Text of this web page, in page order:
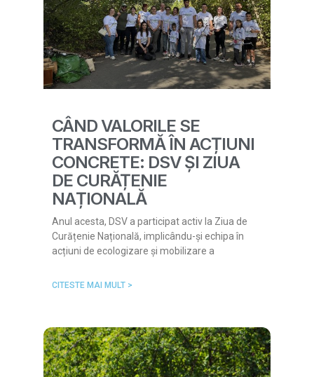
CÂND VALORILE SE
TRANSFORMĂ ÎN ACȚIUNI
CONCRETE: DSV ȘI ZIUA
DE CURĂȚENIE
NAȚIONALĂ
Anul acesta, DSV a participat activ la Ziua de
Curățenie Națională, implicându-și echipa în
acțiuni de ecologizare și mobilizare a
CITESTE MAI MULT >